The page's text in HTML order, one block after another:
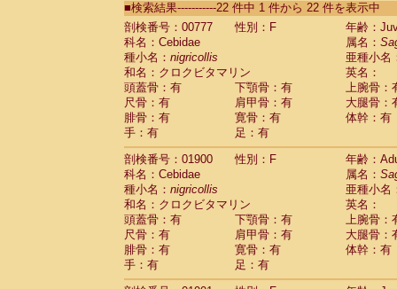
CebidaeSaguinus labiatus(0)
Cebidae Saguinus leucopus (2)
Cebidae
CebidaeSaguinus mystax
CebidaeSaguinus nigricollis (22)
Cebidae Saguinus oedipus
Cebidae Saguinus weddelli
Cebidae Saguinusspp.
Cebidae Aotus trivirgatus
Cebidae Cebus albifrons
Cebidae
CebidaeCebus capucinus
CebidaeCebus nigrivittatus
Cebidae Cebusspp.(0)
Cebidae Saimiri boliviensis
Cebidae Saimiri sciureus
Atelidae Alouatta caraya
AtelidaeAlouatta fusca
■検索結果-----------22 件中 1 件から 22 件を表示中
剖検番号：00777
性別：F
年齢：
科名：Cebidae
属名：
種小名： nigricollis
亜種小名
和名：クロクビタマリン
英名：
頭蓋骨：有
下顎骨：有
上腕骨：
尺骨：有
肩甲骨：有
大腿骨：
腓骨：有
寛骨：有
体幹：有
手：有
足：有
剖検番号：01900
性別：F
年齢：
科名：Cebidae
属名：
種小名： nigricollis
亜種小名
和名：クロクビタマリン
英名：
頭蓋骨：有
下顎骨：有
上腕骨：
尺骨：有
肩甲骨：有
大腿骨：
腓骨：有
寛骨：有
体幹：有
手：有
足：有